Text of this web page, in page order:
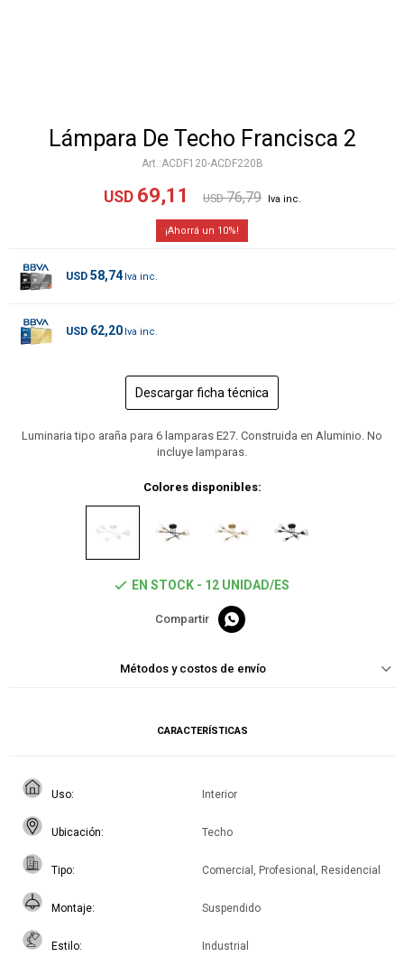
Lámpara De Techo Francisca 2
ACDF120-ACDF220B
USD 69,11 USD 76,79
10
USD 58,74
USD 62,20
Descargar ficha técnica
Luminaria tipo araña para 6 lamparas E27. Construida en Aluminio. No
incluye lamparas.
Colores disponibles:
EN STOCK - 12 UNIDAD/ES

Métodos y costos de envío
CARACTERÍSTICAS
Uso Interior
Ubicación Techo
Tipo Comercial, Profesional, Residencial
Montaje Suspendido
Estilo Industrial